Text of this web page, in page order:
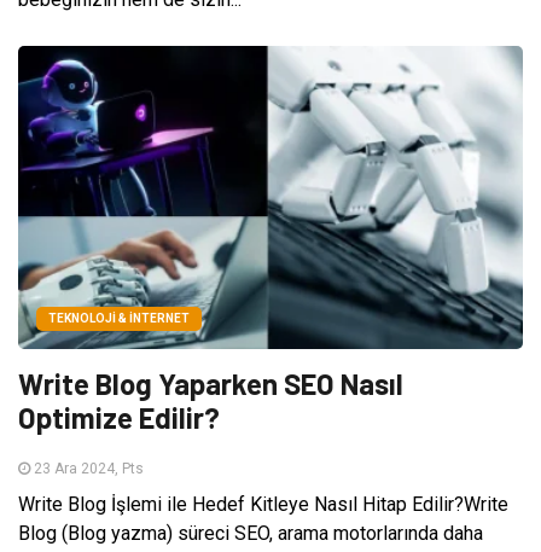
TEKNOLOJI & İNTERNET
Write Blog Yaparken SEO Nasıl
Optimize Edilir?
23 Ara 2024, Pts
Write Blog İşlemi ile Hedef Kitleye Nasıl Hitap Edilir?Write
Blog (Blog yazma) süreci SEO, arama motorlarında daha